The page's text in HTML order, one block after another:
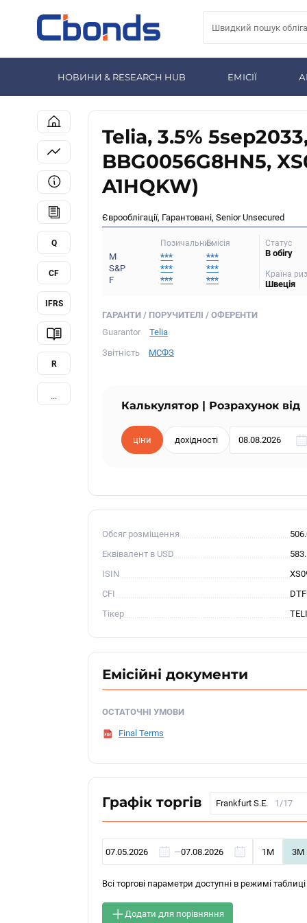
НОВИНИ & RESEARCH HUB ЕМІСІЇ
Q
CF
IFRS
R
...
Telia, 3.5%
BBG0056G8HN5,
A1HQKW)
Єврооблігації, Гарантовані, Senior Unsecured
Емісія
Позичальник
M ***
***
S&P
***
***
F
***
***
Статус
В обігу
Країна
Швеція
ГАРАНТИ / ПОРУЧИТЕЛІ / ОФЕРЕНТИ
Guarantor
Telia
Звітність
МСФЗ
Калькулятор | Розрахунок від
ціни дохідності
Обсяг розміщення
Еквівалент в USD
ISIN
CFI
Тікер
Емісійні документи
ОСТАТОЧНІ УМОВИ
Final Terms
Графік торгів Frankfurt S.E. 1/17
— 1М 3М
Всі торгові параметри доступні в режимі таблиці
Додати для порівняння